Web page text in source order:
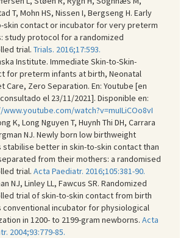
T, Mohn HS, Nissen I, Bergseng H. Early
skin contact or incubator for very preterm
study protocol for a randomized
trial. Trials. 2016;17:593.
Institute. Immediate Skin-to-Skin-
for preterm infants at birth, Neonatal
Care, Zero Separation. En: Youtube [en
el 23/11/2021]. Disponible en:
watch?v=muILiCOo8vI
K, Long Nguyen T, Huynh Thi DH, Carrara
NJ. Newly born low birthweight
stabilise better in skin-to-skin contact than
from their mothers: a randomised
trial. Acta Paediatr. 2016;105:381-90.
NJ, Linley LL, Fawcus SR. Randomized
trial of skin-to-skin contact from birth
conventional incubator for physiological
in 1200- to 2199-gram newborns. Acta
2004;93:779-85.